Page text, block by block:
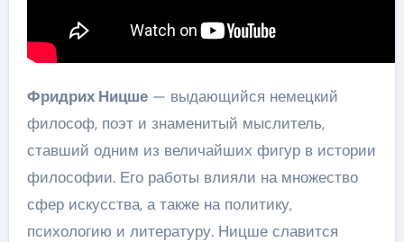
Фридрих Ницше— выдающийся немецкий
философ, поэт и знаменитый мыслитель,
ставший одним из величайших фигур в истории
философии. Его работы влияли на множество
сфер искусства, а также на политику,
психологию и литературу. Ницше славится